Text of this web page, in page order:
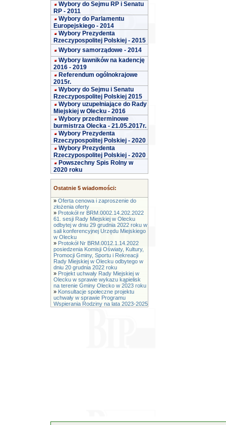
Wybory do Sejmu RP i Senatu
RP - 2011
Wybory do Parlamentu
Europejskiego - 2014
Wybory Prezydenta
Rzeczypospolitej Polskiej - 2015
Wybory samorządowe - 2014
Wybory ławników na kadencję
2016 - 2019
Referendum ogólnokrajowe
2015r.
Wybory do Sejmu i Senatu
Rzeczypospolitej Polskiej 2015
Wybory uzupełniające do Rady
Miejskiej w Olecku - 2016
Wybory przedterminowe
burmistrza Olecka - 21.05.2017r.
Wybory Prezydenta
Rzeczypospolitej Polskiej - 2020
Wybory Prezydenta
Rzeczypospolitej Polskiej - 2020
Powszechny Spis Rolny w
2020 roku
Ostatnie 5 wiadomości:
» Oferta cenowa i zaproszenie do
złożenia oferty
» Protokół nr BRM.0002.14.202.2022
61. sesji Rady Miejskiej w Olecku
odbytej w dniu 29 grudnia 2022 roku w
sali konferencyjnej Urzędu Miejskiego
w Olecku
» Protokół Nr BRM.0012.1.14.2022
posiedzenia Komisji Oświaty, Kultury,
Promocji Gminy, Sportu i Rekreacji
Rady Miejskiej w Olecku odbytego w
dniu 20 grudnia 2022 roku
» Projekt uchwały Rady Miejskiej w
Olecku w sprawie wykazu kąpielisk
na terenie Gminy Olecko w 2023 roku
» Konsultacje społeczne projektu
uchwały w sprawie Programu
Wspierania Rodziny na lata 2023-2025